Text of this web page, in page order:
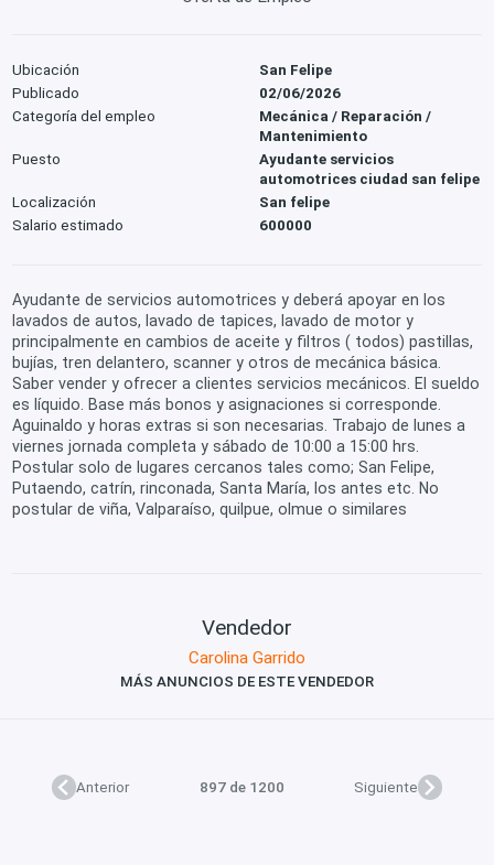
Ubicación
San Felipe
Publicado
02/06/2026
Categoría del empleo
Mecánica / Reparación /
Mantenimiento
Puesto
Ayudante servicios
automotrices ciudad san felipe
Localización
San felipe
Salario estimado
600000
Ayudante de servicios automotrices y deberá apoyar en los
lavados de autos, lavado de tapices, lavado de motor y
principalmente en cambios de aceite y filtros ( todos) pastillas,
bujías, tren delantero, scanner y otros de mecánica básica.
Saber vender y ofrecer a clientes servicios mecánicos. El sueldo
es líquido. Base más bonos y asignaciones si corresponde.
Aguinaldo y horas extras si son necesarias. Trabajo de lunes a
viernes jornada completa y sábado de 10:00 a 15:00 hrs.
Postular solo de lugares cercanos tales como; San Felipe,
Putaendo, catrín, rinconada, Santa María, los antes etc. No
postular de viña, Valparaíso, quilpue, olmue o similares
Vendedor
Carolina Garrido
MÁS ANUNCIOS DE ESTE VENDEDOR
Anterior 897 de 1200 Siguiente